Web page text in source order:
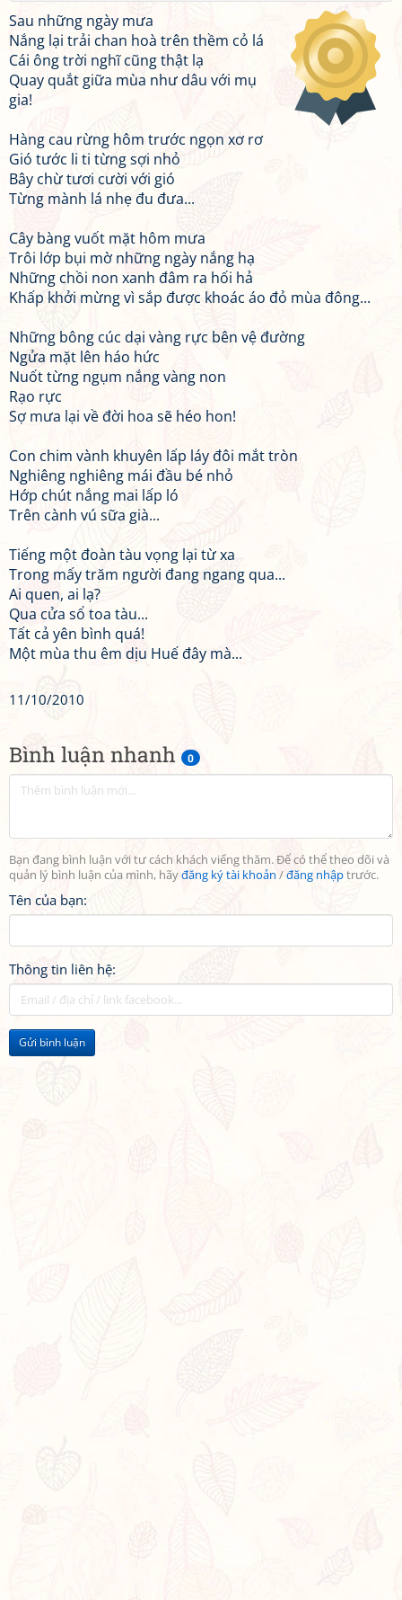
Bình luận nhanh 0
Bạn đang bình luận với tư cách khách viếng thăm. Để có thể theo dõi và
quản lý bình luận của mình, hãyđăng ký tài khoản /đăng nhậptrước.
Tên của bạn:
Thông tin liên hệ:
Gửi bình luận
Sau những ngày mưa
Nắng lại trải chan hoà trên thềm cỏ lá
Cái ông trời nghĩ cũng thật lạ
Quay quắt giữa mùa như dâu với mụ
gia!
Hàng cau rừng hôm trước ngọn xơ rơ
Gió tước li ti từng sợi nhỏ
Bây chừ tươi cười với gió
Từng mành lá nhẹ đu đưa...
Cây bàng vuốt mặt hôm mưa
Trôi lớp bụi mờ những ngày nắng hạ
Những chồi non xanh đâm ra hối hả
Khấp khởi mừng vì sắp được khoác áo đỏ mùa đông...
Những bông cúc dại vàng rực bên vệ đường
Ngửa mặt lên háo hức
Nuốt từng ngụm nắng vàng non
Rạo rực
Sợ mưa lại về đời hoa sẽ héo hon!
Con chim vành khuyên lấp láy đôi mắt tròn
Nghiêng nghiêng mái đầu bé nhỏ
Hớp chút nắng mai lấp ló
Trên cành vú sữa già...
Tiếng một đoàn tàu vọng lại từ xa
Trong mấy trăm người đang ngang qua...
Ai quen, ai lạ?
Qua cửa sổ toa tàu...
Tất cả yên bình quá!
Một mùa thu êm dịu Huế đây mà...
11/10/2010